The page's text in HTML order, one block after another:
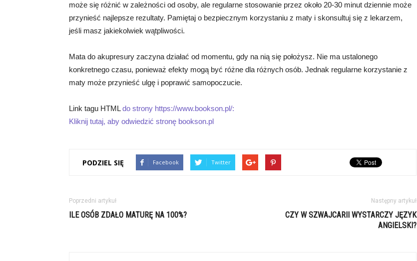
może się różnić w zależności od osoby, ale regularne stosowanie przez około 20-30 minut dziennie może
przynieść najlepsze rezultaty. Pamiętaj o bezpiecznym korzystaniu z maty i skonsultuj się z lekarzem,
jeśli masz jakiekolwiek wątpliwości.
Mata do akupresury zaczyna działać od momentu, gdy na nią się położysz. Nie ma ustalonego
konkretnego czasu, ponieważ efekty mogą być różne dla różnych osób. Jednak regularne korzystanie z
maty może przynieść ulgę i poprawić samopoczucie.
Link tagu HTMLdo strony https://www.bookson.pl/:
Kliknij tutaj, aby odwiedzić stronę bookson.pl
PODZIEL SIĘ Facebook Twitter
Poprzedni artykuł
ILE OSÓB ZDAŁO MATURĘ NA 100%?
Następny artykuł
CZY W SZWAJCARII WYSTARCZY JĘZYK
ANGIELSKI?